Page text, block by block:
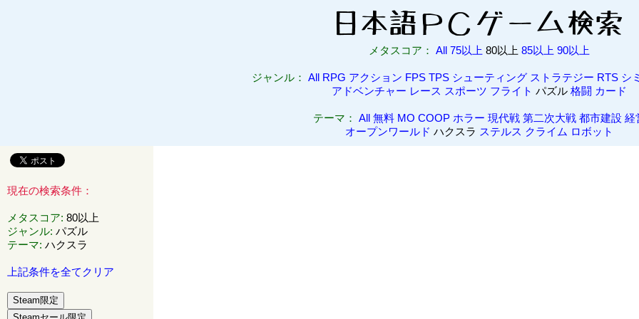
メタスコア： All 75以上 80以上 85以上 90以上
ジャンル： All RPG アクション FPS TPS シューティング ストラテジー RTS シ
アドベンチャー レース スポーツ フライト パズル 格闘 カード
テーマ： All 無料 MO COOP ホラー 現代戦 第二次大戦 都市建設 経
オープンワールド ハクスラ ステルス クライム ロボット
現在の検索条件：
メタスコア: 80以上
ジャンル: パズル
テーマ: ハクスラ
上記条件を全てクリア